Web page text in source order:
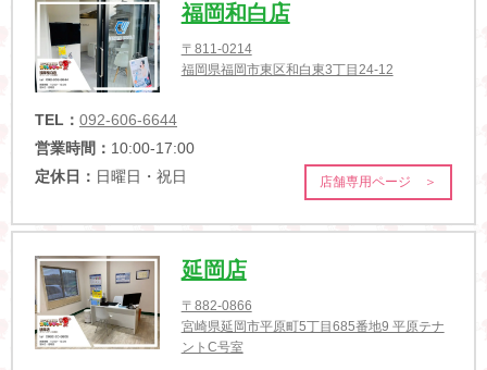
福岡和白店
〒811-0214
福岡県福岡市東区和白東3丁目24-12
TEL： 092-606-6644
営業時間： 10:00-17:00
定休日： 日曜日・祝日 店舗専用ページ ＞
延岡店
〒882-0866
宮崎県延岡市平原町5丁目685番地9 平原テナ
ントC号室